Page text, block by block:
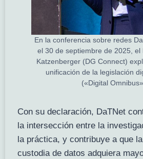
En la conferencia sobre redes
el 30 de septiembre de 2025, el
Katzenberger (DG Connect)
unificación de la legislación
(«Digital
Con su declaración, DaTNet
la intersección entre la
la práctica, y contribuye a que
custodia de datos adquiera